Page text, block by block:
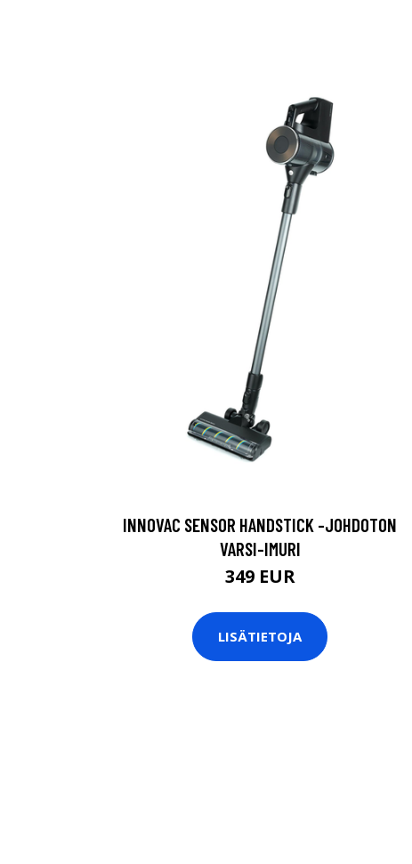
INNOVAC SENSOR HANDSTICK -JOHDOTON
VARSI-IMURI
349 EUR
LISÄTIETOJA